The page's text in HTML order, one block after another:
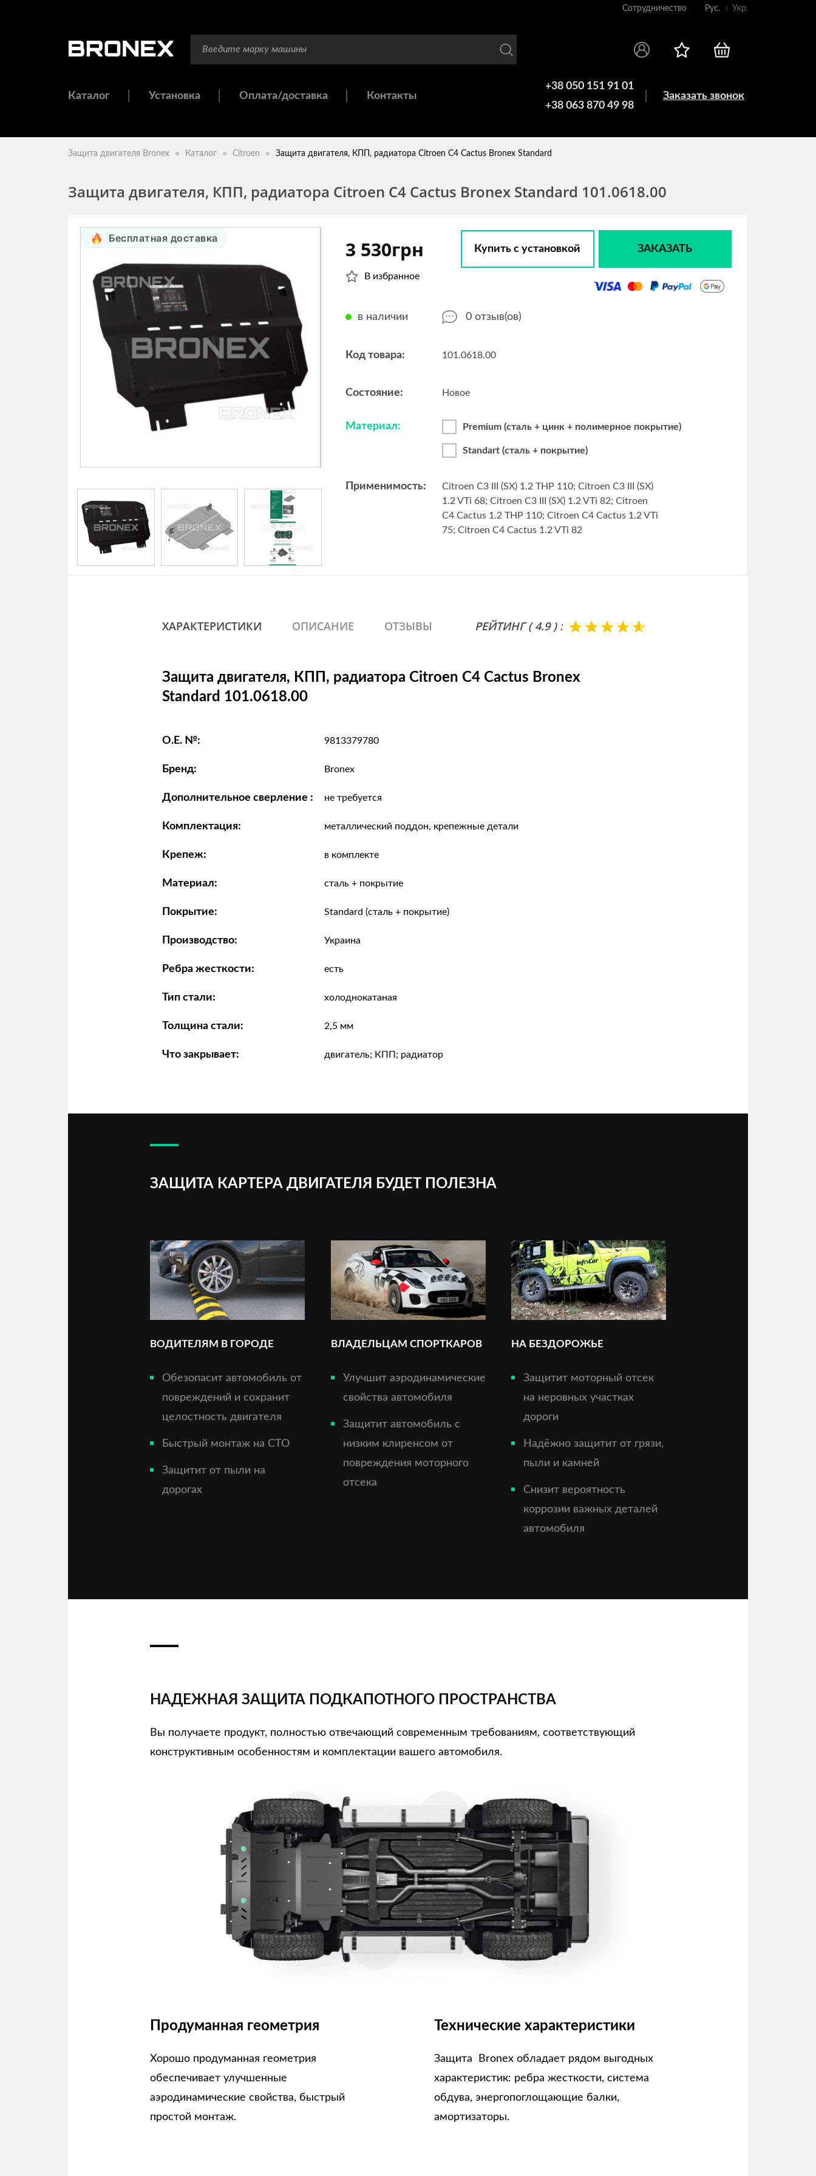
Сотрудничество Рус. Укр.
Каталог Установка Оплата/доставка Контакты
+38 050 151 91 01
+38 063 870 49 98
Заказать звонок
Защита двигателя Bronex Каталог Citroen Защита двигателя, КПП, радиатора Citroen C4 Cactus Bronex Standard
Защита двигателя, КПП, радиатора Citroen C4 Cactus Bronex Standard 101.0618.00
Бесплатная доставка 3 530грн
В избранное
Купить с установкой ЗАКАЗАТЬ
в наличии 0 отзыв(ов)
Код товара: 101.0618.00
Состояние: Новое
Материал: Premium (сталь + цинк + полимерное покрытие)
Standart (сталь + покрытие)
Применимость:
Citroen C3 III (SX) 1.2 THP 110; Citroen C3 III (SX)
1.2 VTi 68; Citroen C3 III (SX) 1.2 VTi 82; Citroen
C4 Cactus 1.2 THP 110; Citroen C4 Cactus 1.2 VTi
75; Citroen C4 Cactus 1.2 VTi 82
ХАРАКТЕРИСТИКИ ОПИСАНИЕ ОТЗЫВЫ РЕЙТИНГ ( 4.9 ) :
Защита двигателя, КПП, радиатора Citroen C4 Cactus Bronex
Standard 101.0618.00
O.E. №: 9813379780
Бренд: Bronex
Дополнительное сверление : не требуется
Комплектация: металлический поддон, крепежные детали
Крепеж: в комплекте
Материал: сталь + покрытие
Покрытие: Standard (сталь + покрытие)
Производство: Украина
Ребра жесткости: есть
Тип стали: холоднокатаная
Толщина стали: 2,5 мм
Что закрывает: двигатель; КПП; радиатор
ЗАЩИТА КАРТЕРА ДВИГАТЕЛЯ БУДЕТ ПОЛЕЗНА
ВОДИТЕЛЯМ В ГОРОДЕ
Обезопасит автомобиль от
повреждений и сохранит
целостность двигателя
Быстрый монтаж на СТО
Защитит от пыли на
дорогах
ВЛАДЕЛЬЦАМ СПОРТКАРОВ
Улучшит аэродинамические
свойства автомобиля
Защитит автомобиль с
низким клиренсом от
повреждения моторного
отсека
НА БЕЗДОРОЖЬЕ
Защитит моторный отсек
на неровных участках
дороги
Надёжно защитит от грязи,
пыли и камней
Снизит вероятность
коррозии важных деталей
автомобиля
НАДЕЖНАЯ ЗАЩИТА ПОДКАПОТНОГО ПРОСТРАНСТВА
Вы получаете продукт, полностью отвечающий современным требованиям, соответствующий
конструктивным особенностям и комплектации вашего автомобиля.
Продуманная геометрия
Хорошо продуманная геометрия
обеспечивает улучшенные
аэродинамические свойства, быстрый
простой монтаж.
Технические характеристики
Защита Bronex обладает рядом выгодных
характеристик: ребра жесткости, система
обдува, энергопоглощающие балки,
амортизаторы.